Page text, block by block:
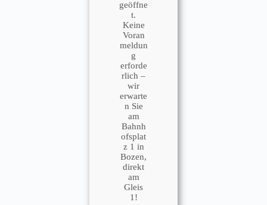
geöffne
t.
Keine
Voran
meldun
g
erforde
rlich –
wir
erwarte
n Sie
am
Bahnh
ofsplat
z 1 in
Bozen,
direkt
am
Gleis
1!